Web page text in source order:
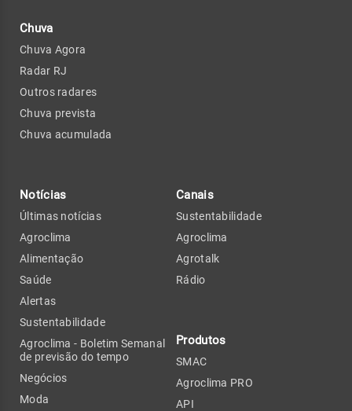
Chuva
Chuva Agora
Radar RJ
Outros radares
Chuva prevista
Chuva acumulada
Notícias
Últimas notícias
Agroclima
Alimentação
Saúde
Alertas
Sustentabilidade
Agroclima - Boletim Semanal
de previsão do tempo
Negócios
Moda
Canais
Sustentabilidade
Agroclima
Agrotalk
Rádio
Produtos
SMAC
Agroclima PRO
API